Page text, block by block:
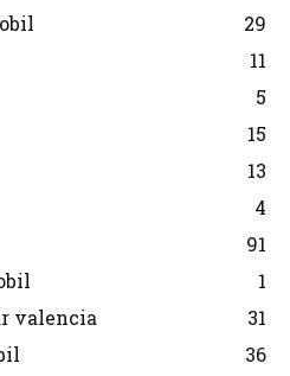
29
11
5
15
13
4
91
1
valencia
31
36